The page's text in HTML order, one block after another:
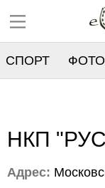
СПОРТ ФОТО
НКП
Адрес: